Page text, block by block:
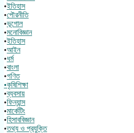
•ইতিহাস
•পৌরনীতি
•ভূগোল
•মনোবিজ্ঞান
•ইতিহাস
•আইন
•ধর্ম
•বাংলা
•গণিত
•কৃষিশিক্ষা
•ব্যবসায়
•ফিন্যান্স
•মার্কেটিং
•হিসাববিজ্ঞান
•তথ্য ও প্রযুক্তি